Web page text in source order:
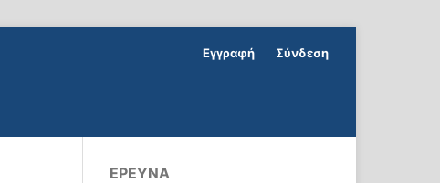
Εγγραφή Σύνδεση
ΕΡΕΥΝΑ